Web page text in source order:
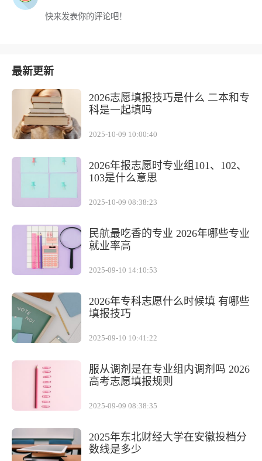
快来发表你的评论吧！
最新更新
2026志愿填报技巧是什么 二本和专
科是一起填吗
2025-10-09 10:00:40
2026年报志愿时专业组101、102、
103是什么意思
2025-10-09 08:38:23
民航最吃香的专业 2026年哪些专业
就业率高
2025-09-10 14:10:53
2026年专科志愿什么时候填 有哪些
填报技巧
2025-09-10 10:41:22
服从调剂是在专业组内调剂吗 2026
高考志愿填报规则
2025-09-09 08:38:35
2025年东北财经大学在安徽投档分
数线是多少